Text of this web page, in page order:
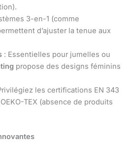
3-en-1 (comme
d’ajuster la tenue aux
: Essentielles pour jumelles ou
propose des designs féminins
les certifications EN 343
TEX (absence de produits